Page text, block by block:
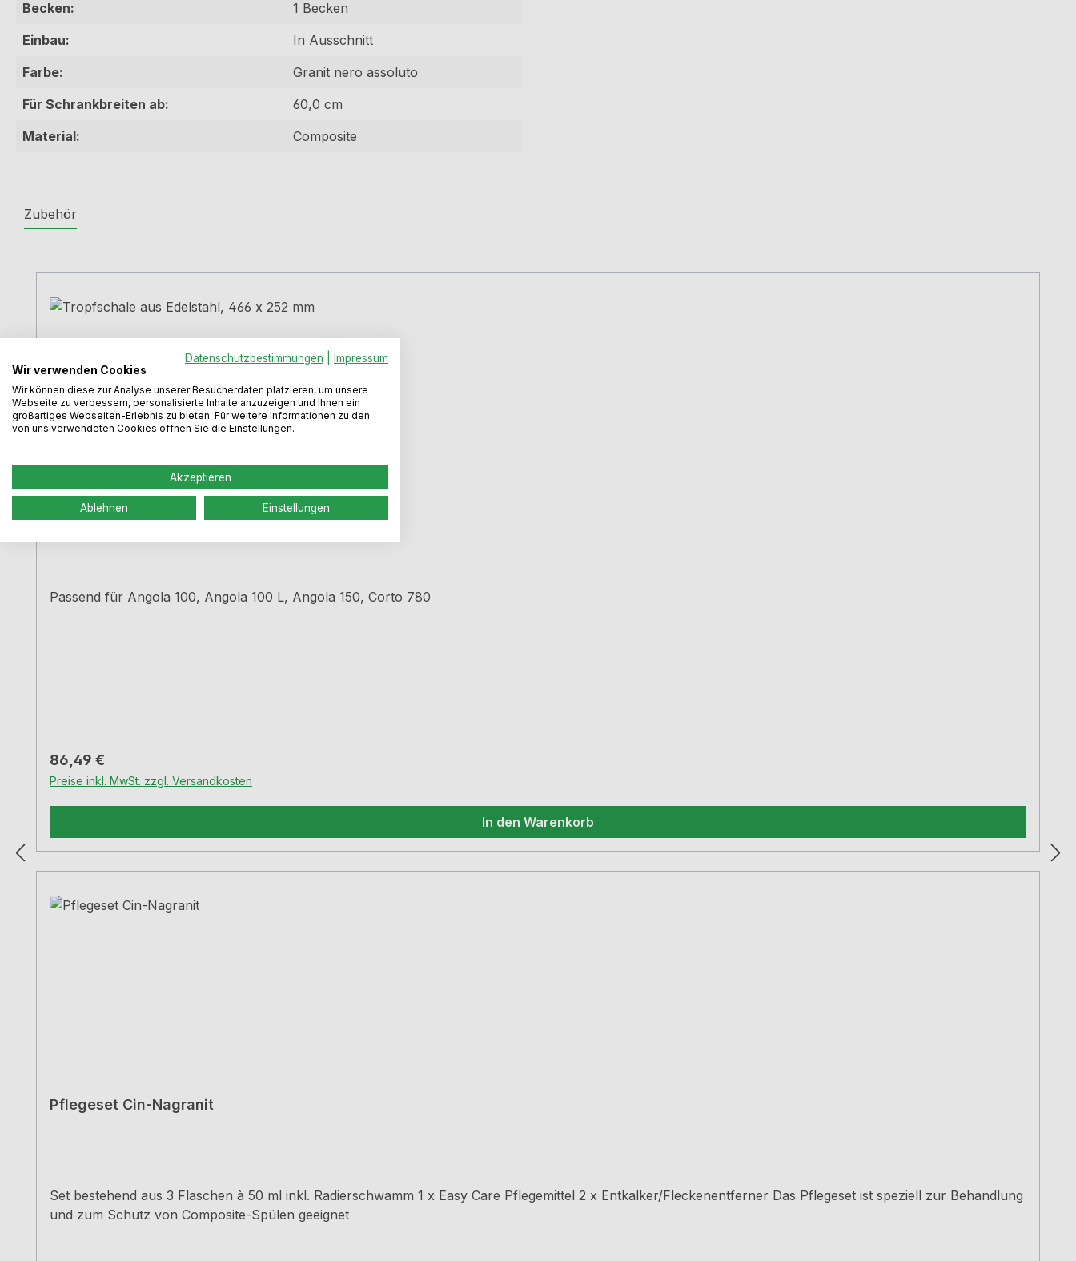
Becken:
1 Becken
Einbau:
In Ausschnitt
Farbe:
Granit nero assoluto
Für Schrankbreiten ab:
60,0 cm
Material:
Composite
Zubehör
Tropfschale aus Edelstahl, 466 x 252 mm
Passend für Angola 100, Angola 100 L, Angola 150, Corto 780
Regulärer Preis:
86,49 €
Preise inkl. MwSt. zzgl. Versandkosten
In den Warenkorb
Pflegeset Cin-Nagranit
Set bestehend aus 3 Flaschen à 50 ml inkl. Radierschwamm 1 x Easy Care Pflegemittel 2 x Entkalker/Fleckenentferner Das Pflegeset ist speziell zur Behandlung
und zum Schutz von Composite-Spülen geeignet
Datenschutzbestimmungen
Impressum
Wir verwenden Cookies
Wir können diese zur Analyse unserer Besucherdaten platzieren, um unsere
Webseite zu verbessern, personalisierte Inhalte anzuzeigen und Ihnen ein
großartiges Webseiten-Erlebnis zu bieten. Für weitere Informationen zu den
von uns verwendeten Cookies öffnen Sie die Einstellungen.
Akzeptieren
Ablehnen Einstellungen